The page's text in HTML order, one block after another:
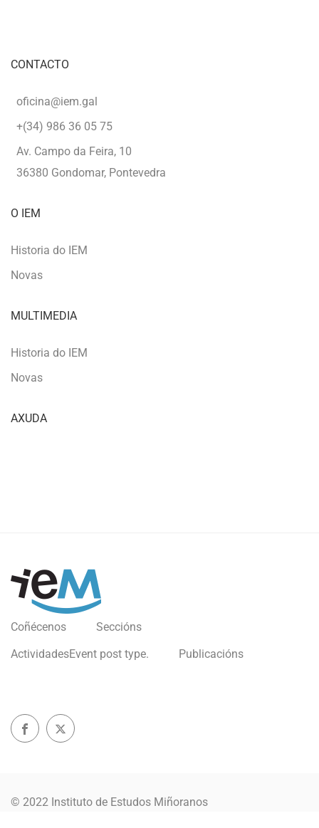
CONTACTO
oficina@iem.gal
+(34) 986 36 05 75
Av. Campo da Feira, 10
36380 Gondomar, Pontevedra
O IEM
Historia do IEM
Novas
MULTIMEDIA
Historia do IEM
Novas
AXUDA
Coñécenos
Seccións
ActividadesEvent post type. Publicacións
© 2022 Instituto de Estudos Miñoranos